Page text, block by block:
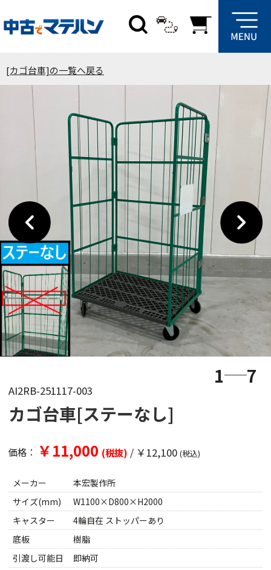
[カゴ台車]の一覧へ戻る
1 7
AI2RB-251117-003
カゴ台車[ステーなし]
価格： ￥11,000 (税抜) / ￥12,100 (税込)
メーカー
本宏製作所
サイズ(mm)
W1100×D800×H2000
キャスター
4輪自在 ストッパーあり
底板
樹脂
引渡し可能日
即納可